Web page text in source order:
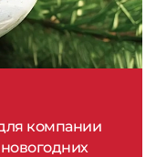
компании